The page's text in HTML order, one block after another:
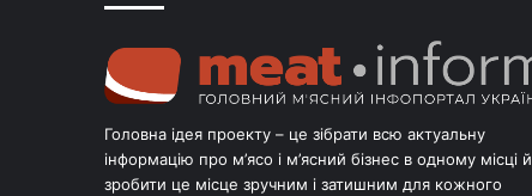
Головна ідея проекту – це зібрати всю актуальну
інформацію про м’ясо і м’ясний бізнес в одному місці й
зробити це місце зручним і затишним для кожного